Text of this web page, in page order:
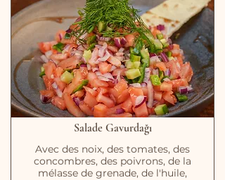
Salade Gavurdağı
Avec des noix, des tomates, des
concombres, des poivrons, de la
mélasse de grenade, de l'huile,